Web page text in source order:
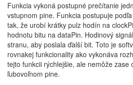
Funkcia vykoná postupné prečítanie
vstupnom pine. Funkcia postupuje
tak, že urobí krátky pulz hodín na
hodnotu bitu na dataPin. Hodinový
stranu, aby poslala ďalší bit. Toto je
rovnakej funkcionality ako vykonáva
tejto funkcii rýchlejšie, ale nemôže zase
ľubovoľnom pine.